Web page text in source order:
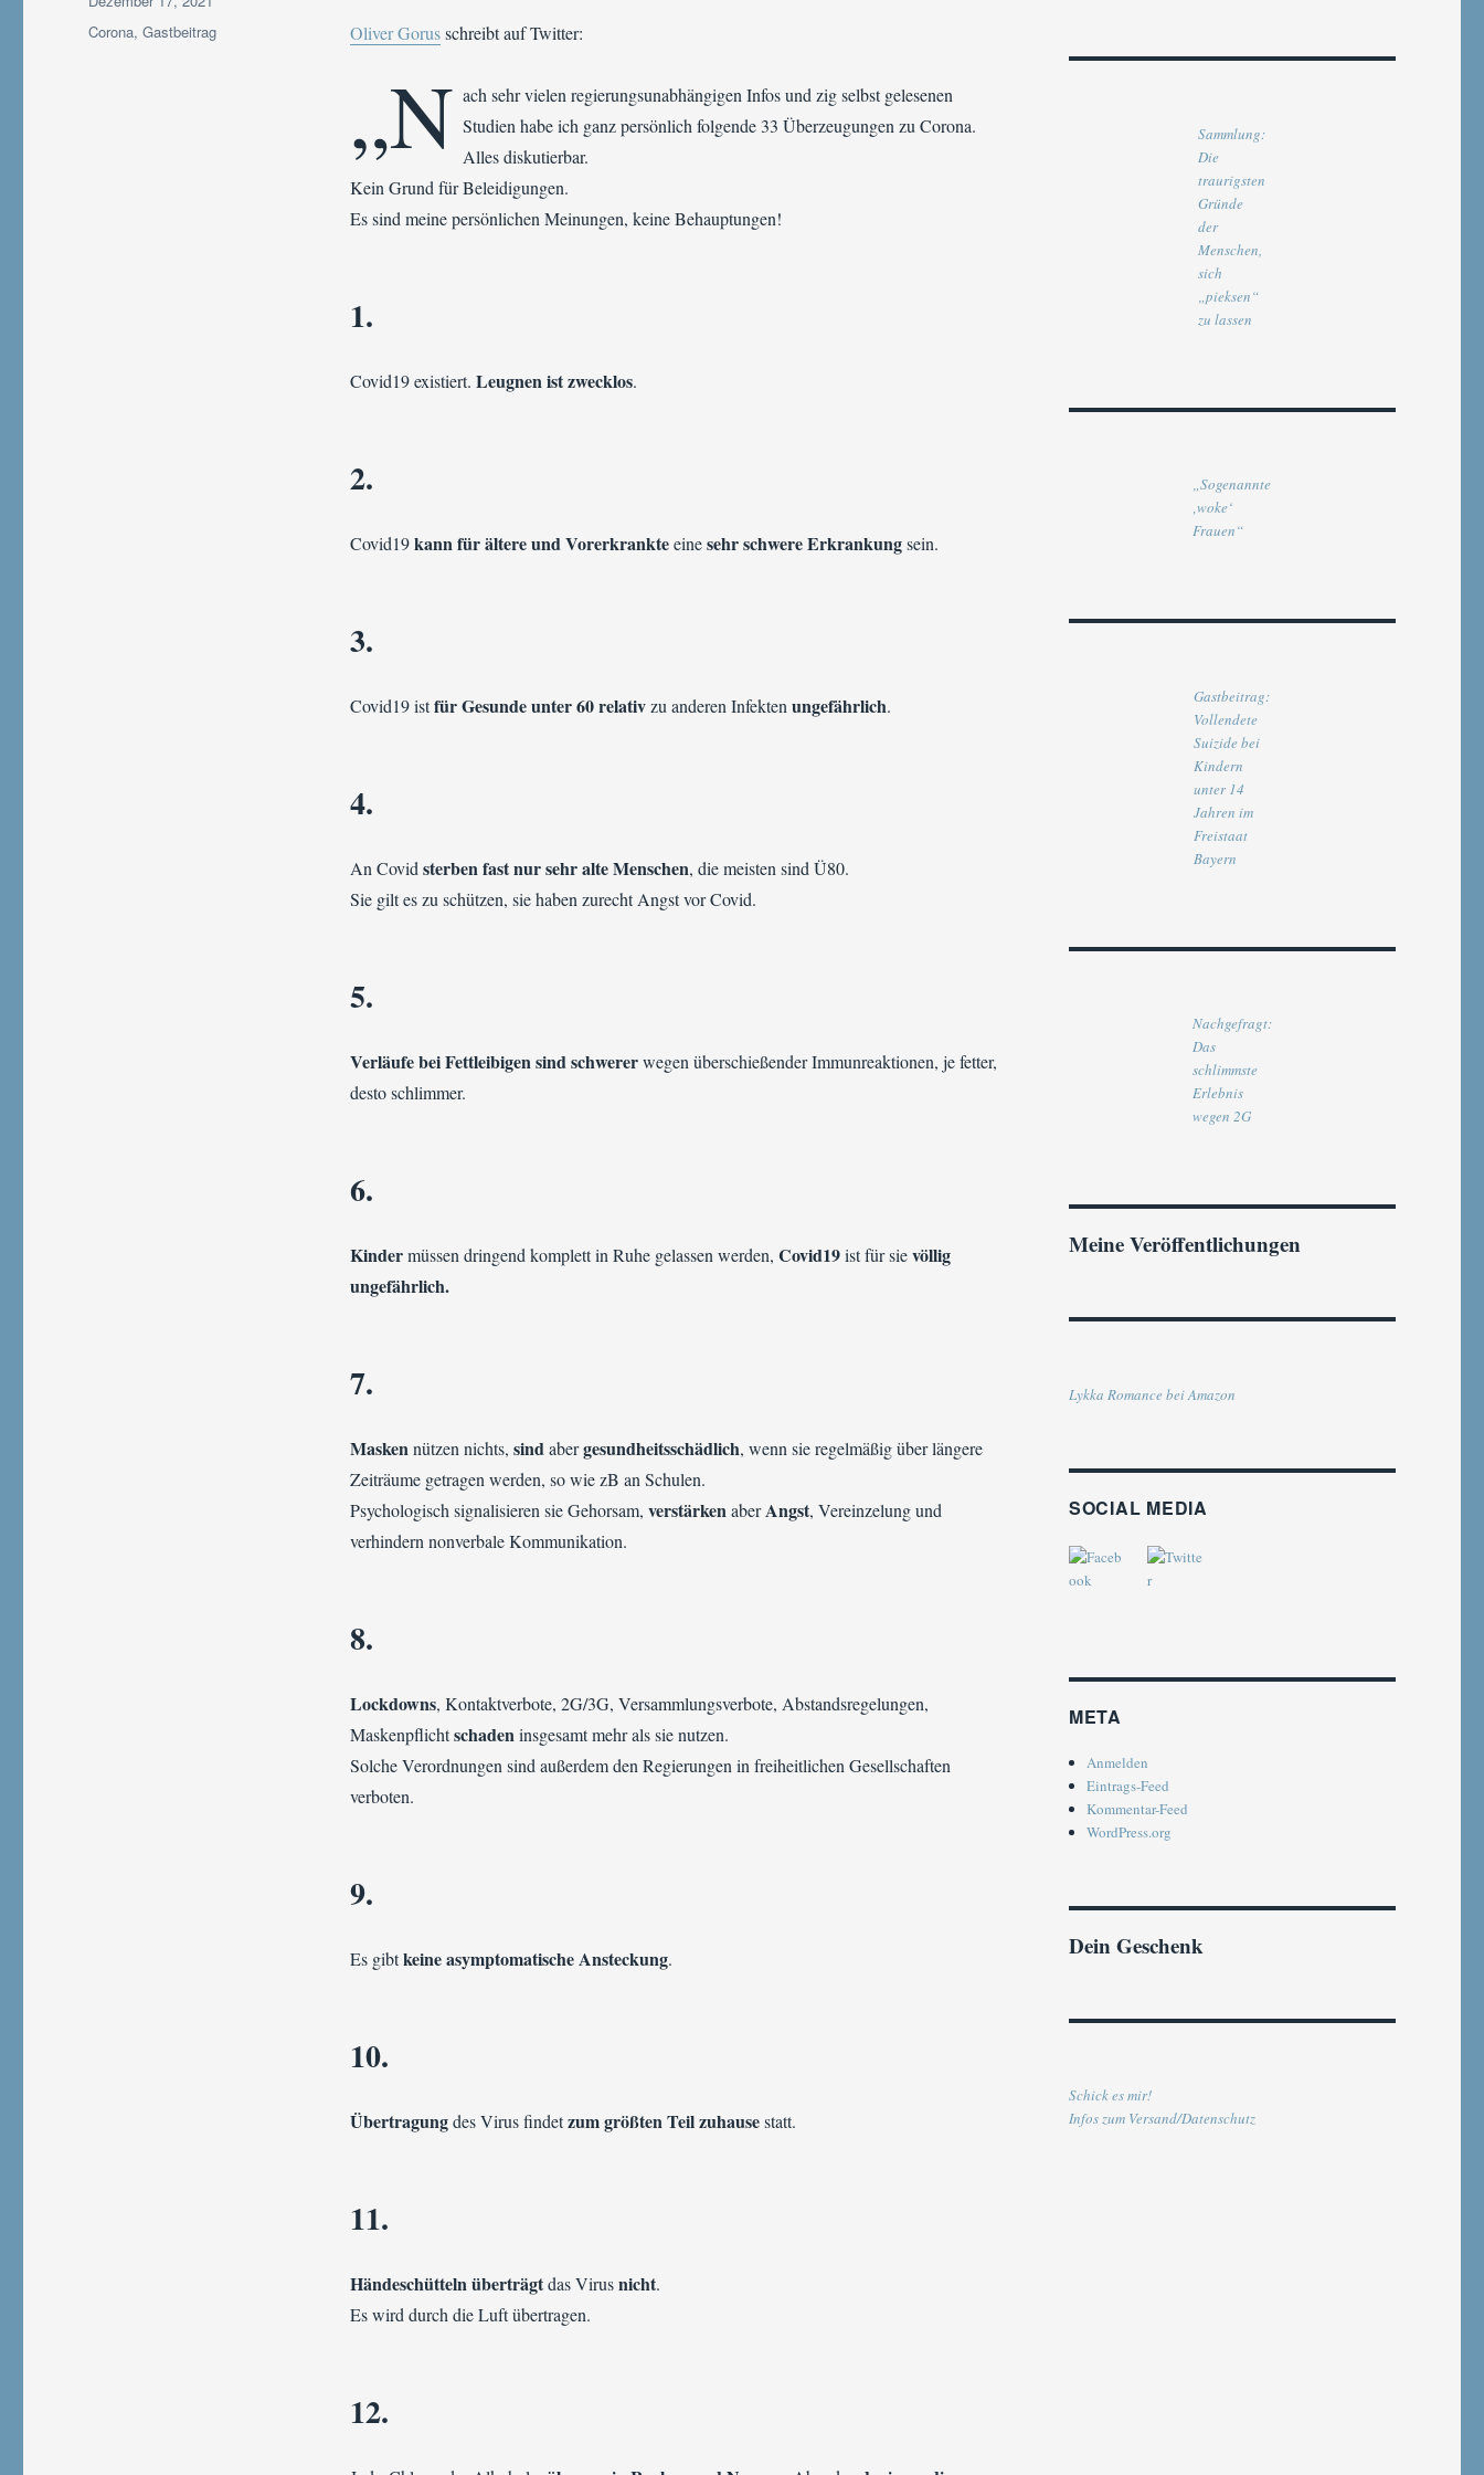
Oliver Gorusschreibt auf Twitter:
„N ach sehr vielen regierungsunabhängigen Infos und zig selbst gelesenen
Studien habe ich ganz persönlich folgende 33 Überzeugungen zu Corona.
Alles diskutierbar.
Kein Grund für Beleidigungen.
Es sind meine persönlichen Meinungen, keine Behauptungen!
1.
Covid19 existiert. Leugnen ist zwecklos.
2.
Covid19kann für ältere und Vorerkrankteeinesehr schwere Erkrankungsein.
3.
Covid19 istfür Gesunde unter 60 relativzu anderen Infekten ungefährlich.
4.
An Covid sterben fast nur sehr alte Menschen, die meisten sind Ü80.
Sie gilt es zu schützen, sie haben zurecht Angst vor Covid.
5.
Verläufe bei Fettleibigen sind schwererwegen überschießender Immunreaktionen, je fetter,
desto schlimmer.
6.
Kindermüssen dringend komplett in Ruhe gelassen werden, Covid19ist für sievöllig
ungefährlich.
7.
Maskennützen nichts, sindabergesundheitsschädlich, wenn sie regelmäßig über längere
Zeiträume getragen werden, so wie zB an Schulen.
Psychologisch signalisieren sie Gehorsam, verstärkenaberAngst, Vereinzelung und
verhindern nonverbale Kommunikation.
8.
Lockdowns, Kontaktverbote, 2G/3G, Versammlungsverbote, Abstandsregelungen,
Maskenpflichtschadeninsgesamt mehr als sie nutzen.
Solche Verordnungen sind außerdem den Regierungen in freiheitlichen Gesellschaften
verboten.
9.
Es gibtkeine asymptomatische Ansteckung.
10.
Übertragungdes Virus findetzum größten Teil zuhausestatt.
11.
Händeschütteln überträgtdas Virusnicht.
Es wird durch die Luft übertragen.
12.
am
Kategorien
Corona,Gastbeitrag
Sammlung:
Die
traurigsten
Gründe
der
Menschen,
sich
„pieksen“
zu lassen
„Sogenannte
‚woke‘
Frauen“
Gastbeitrag:
Vollendete
Suizide bei
Kindern
unter 14
Jahren im
Freistaat
Bayern
Nachgefragt:
Das
schlimmste
Erlebnis
wegen 2G
Meine Veröffentlichungen
Lykka Romance bei Amazon
SOCIAL MEDIA
META
Anmelden
Eintrags-Feed
Kommentar-Feed
WordPress.org
Dein Geschenk
Schick es mir!
Infos zum Versand/Datenschutz